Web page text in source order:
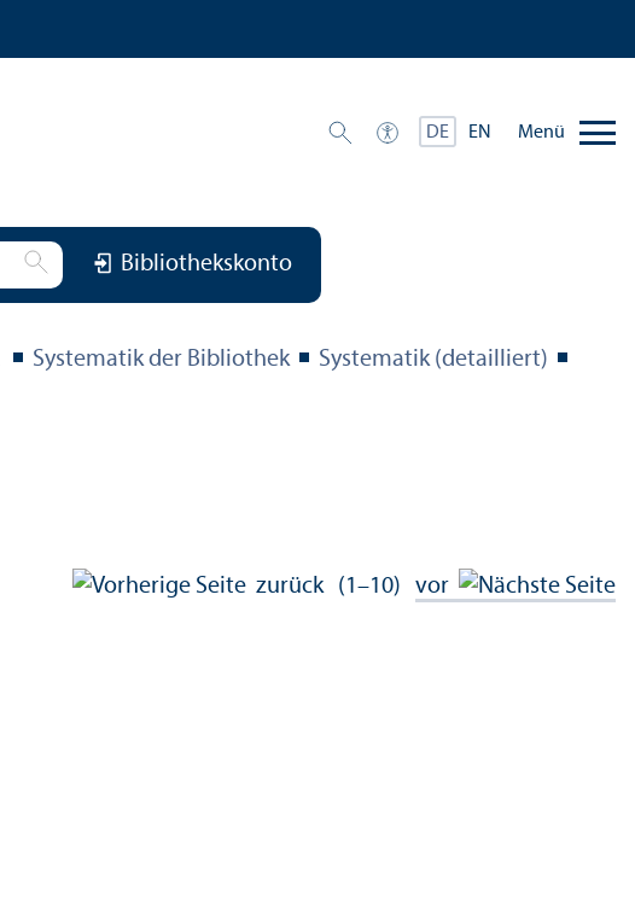
DE EN Menü
Bibliothekskonto
Systematik der Bibliothek
Systematik (detailliert)
zurück (1–10) vor